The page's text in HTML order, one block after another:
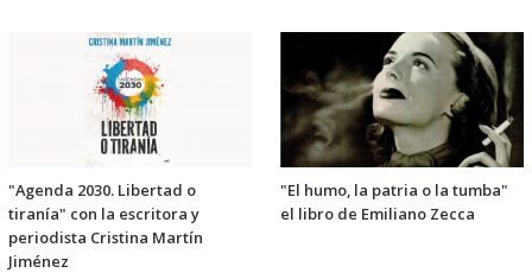
"Agenda 2030. Libertad o
tiranía" con la escritora y
periodista Cristina Martín
Jiménez
"El humo, la patria o la tumba"
el libro de Emiliano Zecca